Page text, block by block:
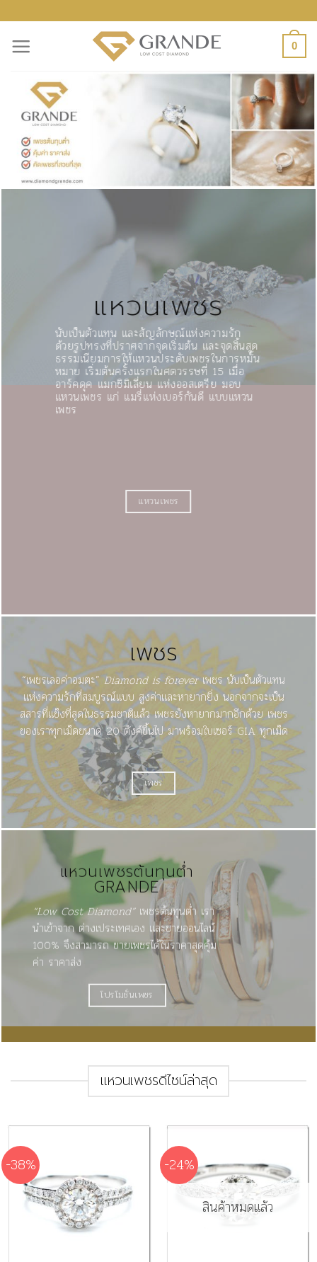
ยัง
0
แหวนเพชร
นับเป็นตัวแทน และสัญลักษณ์แห่งความรัก
ด้วยรูปทรงที่ปราศจากจุดเริ่มต้น และจุดสิ้นสุด
ธรรมเนียมการให้แหวนประดับเพชรในการหมั้น
หมาย เริ่มต้นครั้งแรกในศตวรรษที่ 15 เมื่อ
อาร์คดุค แมกซิมิเลี่ยน แห่งออสเตรีย มอบ
แหวนเพชร แก่ แมรี่แห่งเบอร์กันดี แบบแหวน
เพชร
แหวนเพชร
เพชร
“เพชรเลอค่าอมตะ”Diamond is forever เพชรนับเป็นตัวแทน
แห่งความรักที่สมบูรณ์แบบ สูงค่าและหายากยิ่ง นอกจากจะเป็น
สสารที่แข็งที่สุดในธรรมชาติแล้ว เพชรยังหายากมากอีกด้วย เพชร
ของเราทุกเม็ดขนาด 20 ตังค์ขึ้นไป มาพร้อมใบเซอร์GIAทุกเม็ด
เพชร
แหวนเพชรต้นทุนต่ำ
GRANDE
“Low Cost Diamond”เพชรต้นทุนต่ำ เรา
นำเข้าจากต่างเประเทศเอง และขายออนไลน์
100% จึงสามารถขายเพชรได้ในราคาสุดคุ้ม
ค่า ราคาส่ง
โปรโมชั่นเพชร
แหวนเพชรดีไซน์ล่าสุด
-38%
-24%
สินค้าหมดแล้ว